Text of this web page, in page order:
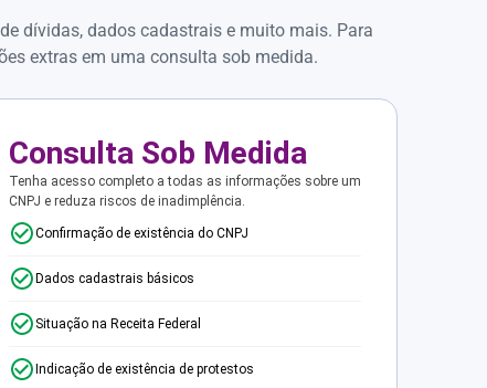
dívidas, dados cadastrais e muito mais. Para
extras em uma consulta sob medida.
Consulta Sob Medida
Tenha acesso completo a todas as informações sobre um
CNPJ e reduza riscos de inadimplência.
Confirmação de existência do CNPJ
Dados cadastrais básicos
Situação na Receita Federal
Indicação de existência de protestos